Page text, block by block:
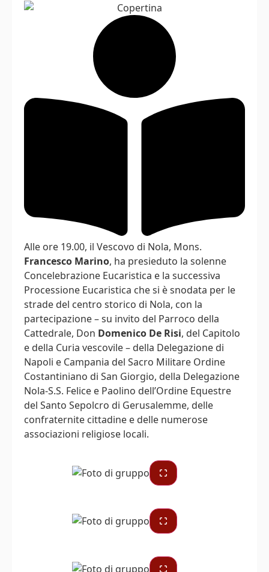
Alle ore 19.00, il Vescovo di Nola, Mons.
Francesco Marino, ha presieduto la solenne
Concelebrazione Eucaristica e la successiva
Processione Eucaristica che si è snodata per le
strade del centro storico di Nola, con la
partecipazione – su invito del Parroco della
Cattedrale, Don Domenico De Risi, del Capitolo
e della Curia vescovile – della Delegazione di
Napoli e Campania del Sacro Militare Ordine
Costantiniano di San Giorgio, della Delegazione
Nola-S.S. Felice e Paolino dell’Ordine Equestre
del Santo Sepolcro di Gerusalemme, delle
confraternite cittadine e delle numerose
associazioni religiose locali.